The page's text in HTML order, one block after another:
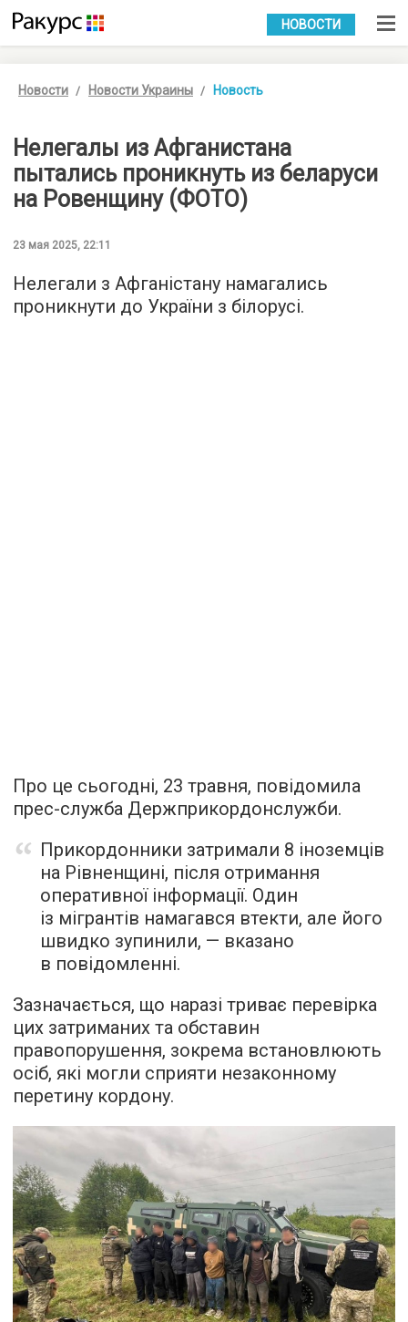
УКР РУС
НОВОСТИ
Новости Новости Украины Новость
Нелегалы из Афганистана
пытались проникнуть из беларуси
на Ровенщину (ФОТО)
23 мая 2025, 22:11
Нелегали з Афганістану намагались
проникнути до України з білорусі.
Про це сьогодні, 23 травня, повідомила
прес-служба Держприкордонслужби.
Прикордонники затримали 8 іноземців
на Рівненщині, після отримання
оперативної інформації. Один
із мігрантів намагався втекти, але його
швидко зупинили, — вказано
в повідомленні.
Зазначається, що наразі триває перевірка
цих затриманих та обставин
правопорушення, зокрема встановлюють
осіб, які могли сприяти незаконному
перетину кордону.